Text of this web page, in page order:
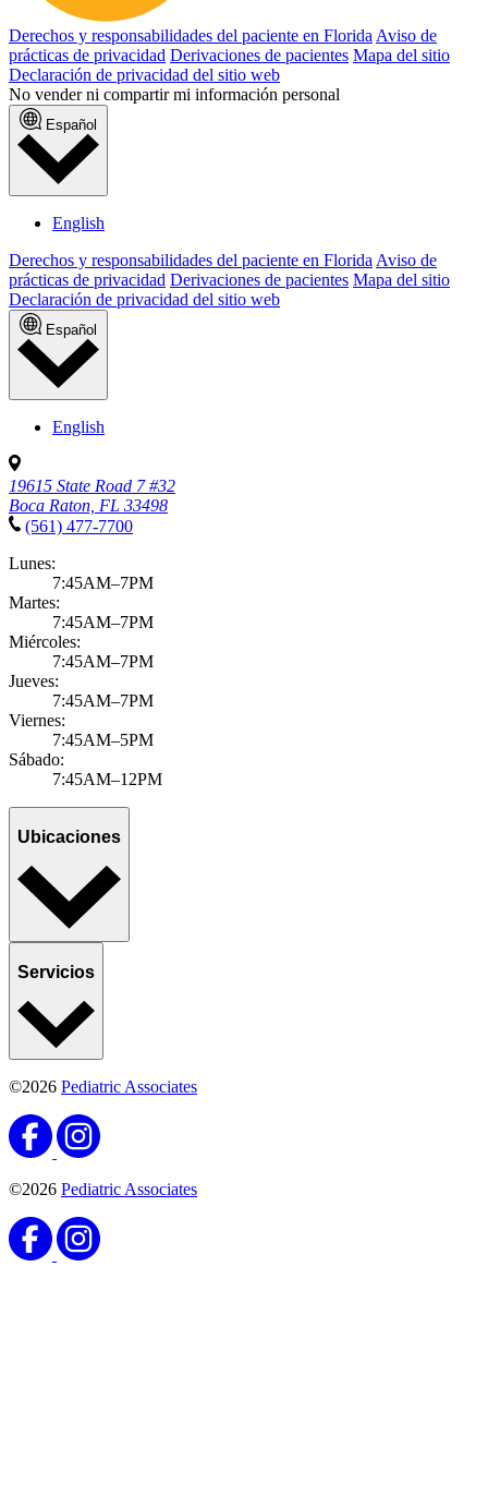
Derechos y responsabilidades del paciente en Florida Aviso de
prácticas de privacidad Derivaciones de pacientes Mapa del sitio
Declaración de privacidad del sitio web
No vender ni compartir mi información personal
Español
English
Derechos y responsabilidades del paciente en Florida Aviso de
prácticas de privacidad Derivaciones de pacientes Mapa del sitio
Declaración de privacidad del sitio web
Español
English
19615 State Road 7 #32
Boca Raton, FL 33498
(561) 477-7700
Lunes:
7:45AM–7PM
Martes:
7:45AM–7PM
Miércoles:
7:45AM–7PM
Jueves:
7:45AM–7PM
Viernes:
7:45AM–5PM
Sábado:
7:45AM–12PM
Ubicaciones
Servicios
©2026 Pediatric Associates
©2026 Pediatric Associates